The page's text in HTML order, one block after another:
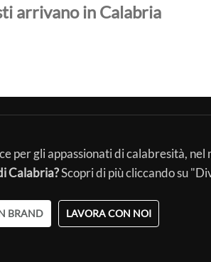
arrivano in Calabria
per gli appassionati di calabresità, nel
Calabria?Scopri di più cliccando su
BRAND LAVORA CON NOI